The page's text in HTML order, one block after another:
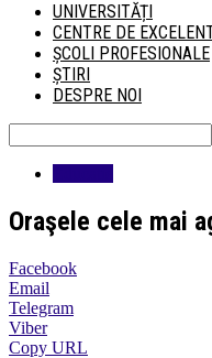
UNIVERSITĂȚI
CENTRE DE
ȘCOLI PROFESIONALE
ȘTIRI
DESPRE NOI
Oraşele cele mai
Facebook
Email
Telegram
Viber
Copy URL